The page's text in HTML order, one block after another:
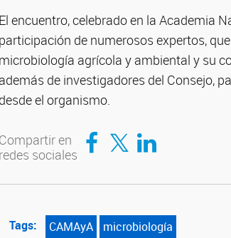
El encuentro, celebrado en la Academia
participación de numerosos expertos,
microbiología agrícola y ambiental y su
además de investigadores del Consejo,
desde el organismo.
Compartir en
redes sociales
Compartir en Facebook
Compartir en TwitterCompartir en LinkedIn
Tags: CAMAyA microbiología